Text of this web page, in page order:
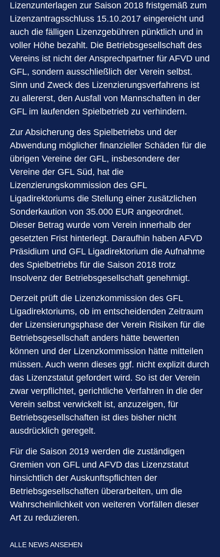
Lizenzunterlagen zur Saison 2018 fristgemäß zum
Lizenzantragsschluss 15.10.2017 eingereicht und
auch die fälligen Lizenzgebühren pünktlich und in
voller Höhe bezahlt. Die Betriebsgesellschaft des
Vereins ist nicht der Ansprechpartner für AFVD und
GFL, sondern ausschließlich der Verein selbst.
Sinn und Zweck des Lizenzierungsverfahrens ist
zu allererst, den Ausfall von Mannschaften in der
GFL im laufenden Spielbetrieb zu verhindern.
Zur Absicherung des Spielbetriebs und der
Abwendung möglicher finanzieller Schäden für die
übrigen Vereine der GFL, insbesondere der
Vereine der GFL Süd, hat die
Lizenzierungskommission des GFL
Ligadirektoriums die Stellung einer zusätzlichen
Sonderkaution von 35.000 EUR angeordnet.
Dieser Betrag wurde vom Verein innerhalb der
gesetzten Frist hinterlegt. Daraufhin haben AFVD
Präsidium und GFL Ligadirektorium die Aufnahme
des Spielbetriebs für die Saison 2018 trotz
Insolvenz der Betriebsgesellschaft genehmigt.
Derzeit prüft die Lizenzkommission des GFL
Ligadirektoriums, ob im entscheidenden Zeitraum
der Lizensierungsphase der Verein Risiken für die
Betriebsgesellschaft anders hätte bewerten
können und der Lizenzkommission hätte mitteilen
müssen. Auch wenn dieses ggf. nicht explizit durch
das Lizenzstatut gefordert wird. So ist der Verein
zwar verpflichtet, gerichtliche Verfahren in die der
Verein selbst verwickelt ist, anzuzeigen, für
Betriebsgesellschaften ist dies bisher nicht
ausdrücklich geregelt.
Für die Saison 2019 werden die zuständigen
Gremien von GFL und AFVD das Lizenzstatut
hinsichtlich der Auskunftspflichten der
Betriebsgesellschaften überarbeiten, um die
Wahrscheinlichkeit von weiteren Vorfällen dieser
Art zu reduzieren.
ALLE NEWS ANSEHEN